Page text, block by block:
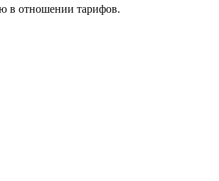
в отношении тарифов.